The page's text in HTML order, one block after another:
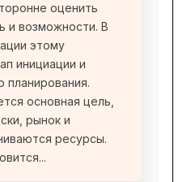
оценить
и возможности. В
этому
инициации и
планирования.
основная цель,
рынок и
ресурсы.